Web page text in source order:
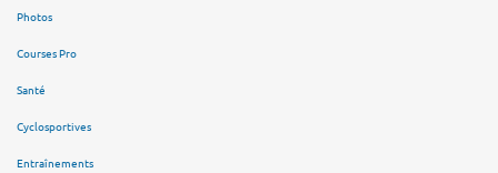
Photos
Courses Pro
Santé
Cyclosportives
Entraînements